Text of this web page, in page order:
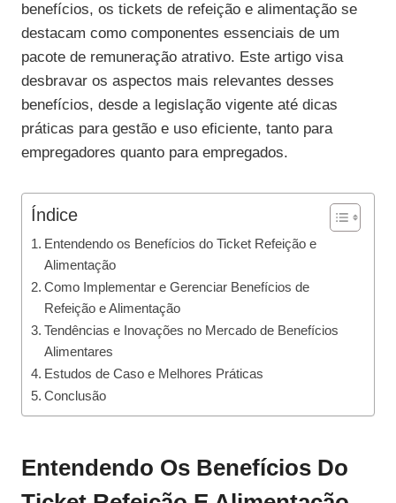
benefícios, os tickets de refeição e alimentação se
destacam como componentes essenciais de um
pacote de remuneração atrativo. Este artigo visa
desbravar os aspectos mais relevantes desses
benefícios, desde a legislação vigente até dicas
práticas para gestão e uso eficiente, tanto para
empregadores quanto para empregados.
Índice
Entendendo os Benefícios do Ticket Refeição e
Alimentação
Como Implementar e Gerenciar Benefícios de
Refeição e Alimentação
Tendências e Inovações no Mercado de Benefícios
Alimentares
Estudos de Caso e Melhores Práticas
Conclusão
Entendendo Os Benefícios Do